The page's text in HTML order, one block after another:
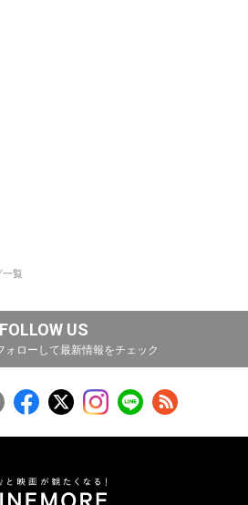
一覧
FOLLOW US
ォローして最新情報をチェック